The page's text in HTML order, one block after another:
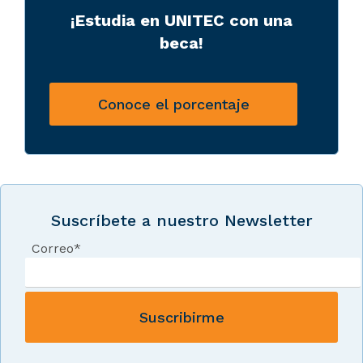
¡Estudia en UNITEC con una
beca!
Conoce el porcentaje
Suscríbete a nuestro Newsletter
Correo*